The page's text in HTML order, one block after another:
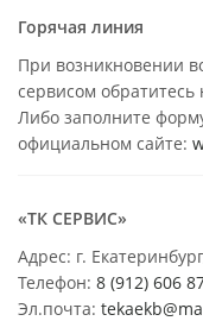
Горячая линия
При возникновении
сервисом
Либо заполните
официальном сайте:
«ТК СЕРВИС»
Адрес: г.
Телефон: 8 (912) 606
Эл.почта: